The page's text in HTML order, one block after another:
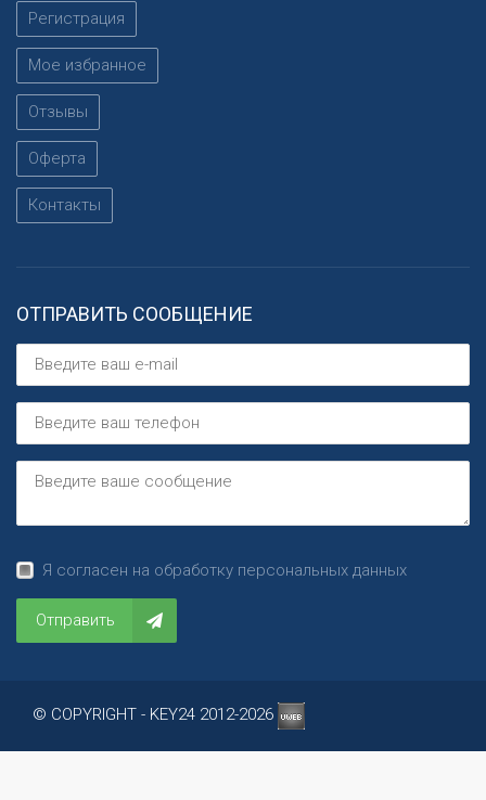
Регистрация
Мое избранное
Отзывы
Оферта
Контакты
ОТПРАВИТЬ СООБЩЕНИЕ
Я согласен на обработку персональных данных
Отправить
© COPYRIGHT - KEY24 2012-2026